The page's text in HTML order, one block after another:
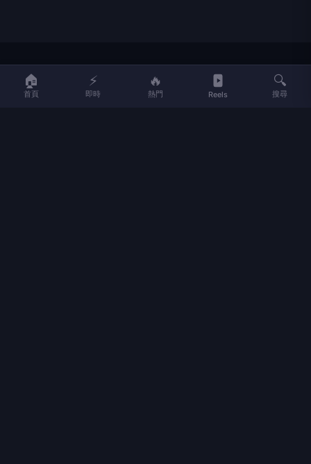
LIFE
LIFE 生活網是台灣領先的生活資訊平台，提供即時新聞、生活、健康、
🏠
首頁
⚡
即時
🔥
熱門 Reels
🔍
搜尋